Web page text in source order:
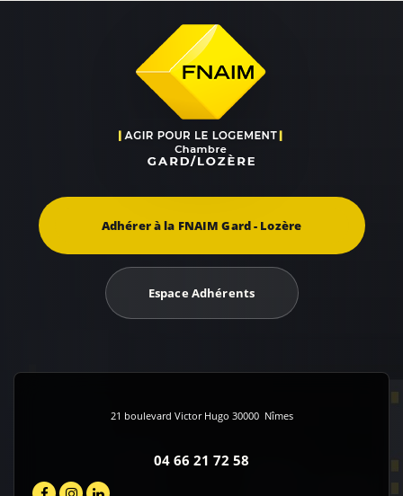
Adhérer à la FNAIM Gard - Lozère
Espace Adhérents
21 boulevard Victor Hugo 30000 Nîmes
04 66 21 72 58